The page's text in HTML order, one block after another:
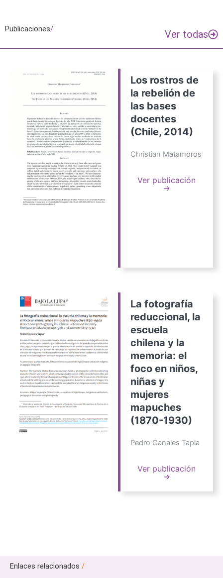
Publicaciones/ Ver todas
Los rostros de
la rebelión de
las bases
docentes
(Chile, 2014)
Christian Matamoros
Ver publicación
→
La fotografía
reduccional, la
escuela
chilena y la
memoria: el
foco en niños,
niñas y
mujeres
mapuches
(1870-1930)
Pedro Canales Tapia
Ver publicación
→
Enlaces relacionados /